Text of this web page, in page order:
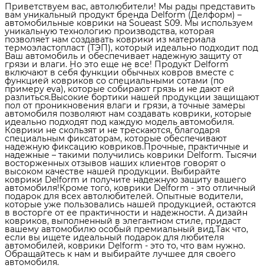
Приветствуем вас, автолюбители! Мы рады представить
вам уникальный продукт бренда Delform (Делформ) –
автомобильные коврики на Soueast S09. Мы используем
уникальную технологию производства, которая
позволяет нам создавать коврики из материала
термоэластопласт (ТЭП), который идеально подходит под
Ваш автомобиль и обеспечивает надежную защиту от
грязи и влаги. Но это еще не все! Продукт Delform
включают в себя функции обычных ковров вместе с
функцией ковриков со специальными сотами (по
примеру eva), которые собирают грязь и не дают ей
разлиться.Высокие бортики нашей продукции защищают
пол от проникновения влаги и грязи, а точные замеры
автомобиля позволяют нам создавать коврики, которые
идеально подходят под каждую модель автомобиля.
Коврики не скользят и не трескаются, благодаря
специальным фиксаторам, которые обеспечивают
надежную фиксацию ковриков.Прочные, практичные и
надежные – такими получились коврики Delform. Тысячи
восторженных отзывов наших клиентов говорят о
высоком качестве нашей продукции. Выбирайте
коврики Delform и получите надежную защиту вашего
автомобиля!Кроме того, коврики Delform - это отличный
подарок для всех автолюбителей. Опытные водители,
которые уже пользовались нашей продукцией, остаются
в восторге от ее практичности и надежности. А дизайн
ковриков, выполненный в элегантном стиле, придаст
вашему автомобилю особый премиальный вид.Так что,
если вы ищете идеальный подарок для любителя
автомобилей, коврики Delform - это то, что вам нужно.
Обращайтесь к нам и выбирайте лучшее для своего
автомобиля.